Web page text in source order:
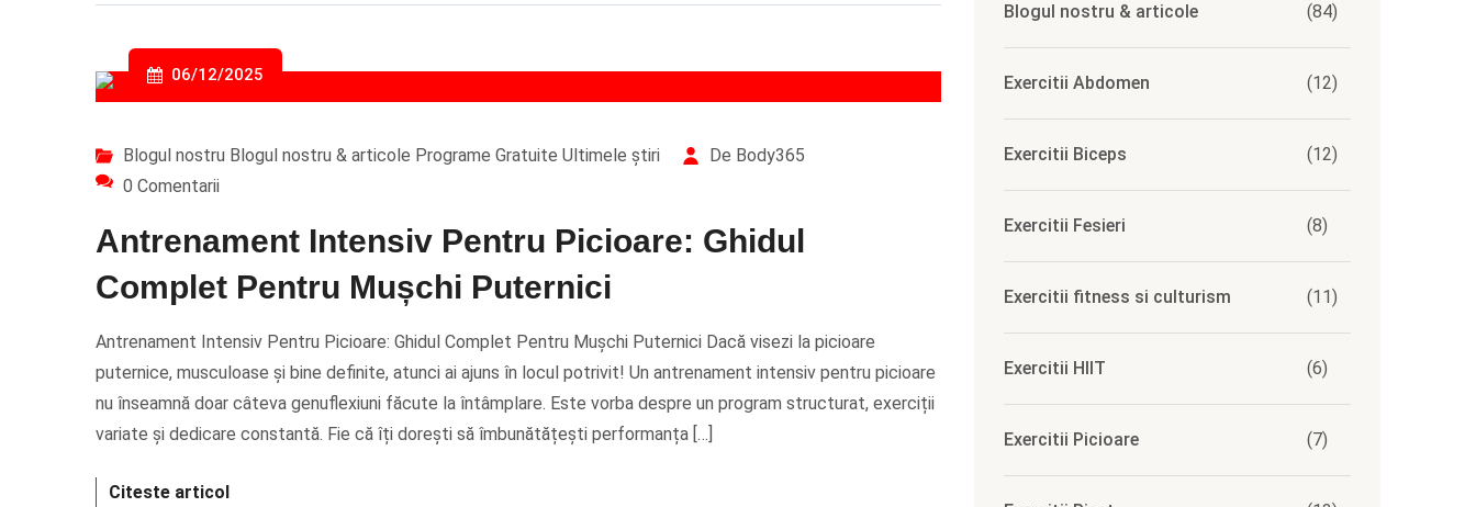
06/12/2025
Blogul nostru Blogul nostru & articole Programe Gratuite Ultimele știri
De Body365
0 Comentarii
Antrenament Intensiv Pentru Picioare: Ghidul
Complet Pentru Mușchi Puternici
Antrenament Intensiv Pentru Picioare: Ghidul Complet Pentru Mușchi Puternici Dacă visezi la picioare
puternice, musculoase și bine definite, atunci ai ajuns în locul potrivit! Un antrenament intensiv pentru picioare
nu înseamnă doar câteva genuflexiuni făcute la întâmplare. Este vorba despre un program structurat, exerciții
variate și dedicare constantă. Fie că îți dorești să îmbunătățești performanța […]
Citeste articol
Blogul nostru & articole (84)
Exercitii Abdomen (12)
Exercitii Biceps (12)
Exercitii Fesieri (8)
Exercitii fitness si culturism (11)
Exercitii HIIT (6)
Exercitii Picioare (7)